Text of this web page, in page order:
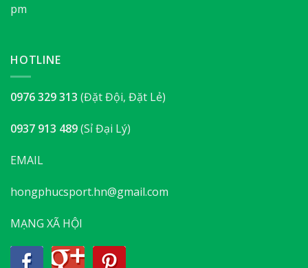
pm
HOTLINE
0976 329 313 (Đặt Đội, Đặt Lẻ)
0937 913 489(Sỉ Đại Lý)
EMAIL
hongphucsport.hn@gmail.com
MẠNG XÃ HỘI